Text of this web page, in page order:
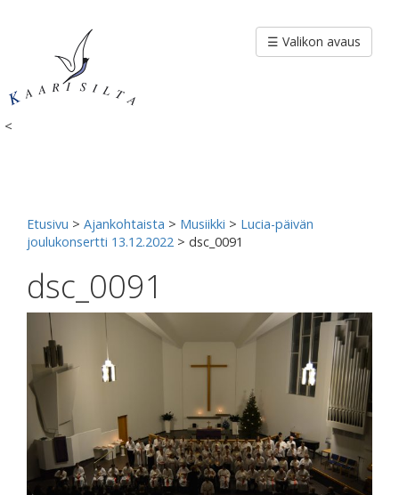
<
☰ Valikon avaus
Etusivu > Ajankohtaista > Musiikki > Lucia-päivän
joulukonsertti 13.12.2022 > dsc_0091
dsc_0091